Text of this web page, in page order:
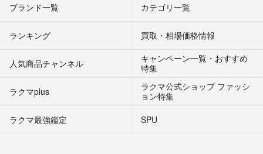
ブランド一覧 カテゴリ一覧
ランキング 買取・相場価格情報
人気商品チャンネル
キャンペーン一覧・おすすめ
特集
ラクマplus
ラクマ公式ショップ ファッシ
ョン特集
ラクマ最強鑑定
SPU